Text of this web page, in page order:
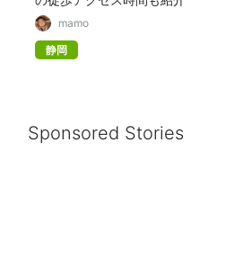
mamo
静岡
Sponsored Stories